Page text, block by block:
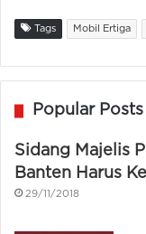
Tags Mobil Ertiga
Popular Posts
Sidang Majelis
Banten Harus
29/11/2018